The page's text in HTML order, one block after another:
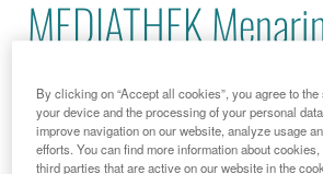
MEDIATHEK
verkündet die
Vaxynethic, einem
By clicking on “Accept all cookies”, you agree to
your device and the processing of your personal
improve navigation on our website, analyze usage
efforts. You can find more information about
third parties that are active on our website in the